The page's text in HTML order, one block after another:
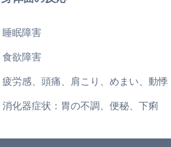
睡眠障害
食欲障害
疲労感、頭痛、肩こり、めまい、動悸
消化器症状：胃の不調、便秘、下痢